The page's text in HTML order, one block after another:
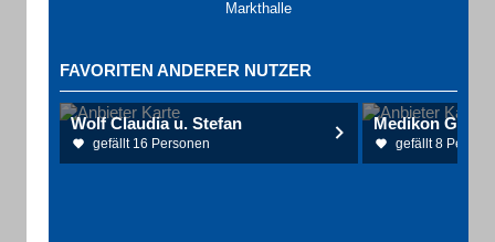
Markthalle
FAVORITEN ANDERER NUTZER
Wolf Claudia u. Stefan
gefällt 16 Personen
Medikon GbR
gefällt 8